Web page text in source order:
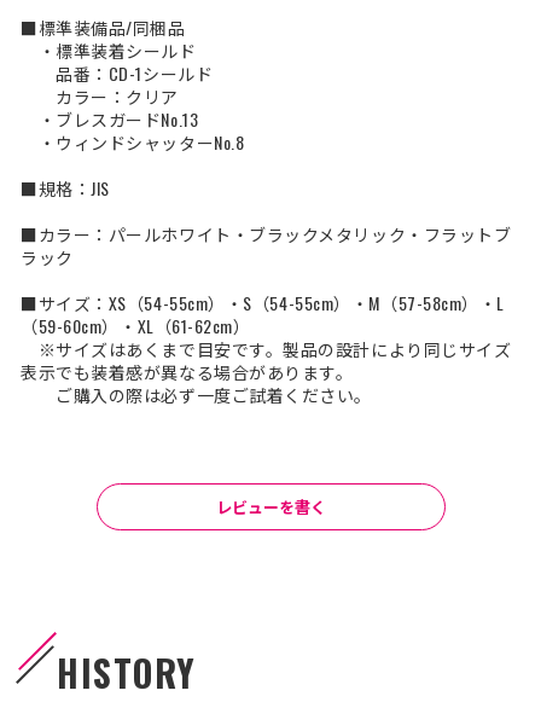
■標準装備品/同梱品
・標準装着シールド
品番：CD-1シールド
カラー：クリア
・ブレスガードNo.13
・ウィンドシャッターNo.8
■規格：JIS
■カラー：パールホワイト・ブラックメタリック・フラットブ
ラック
■サイズ：XS（54-55cm）・S（54-55cm）・M（57-58cm）・L
（59-60cm）・XL（61-62cm）
※サイズはあくまで目安です。製品の設計により同じサイズ
表示でも装着感が異なる場合があります。
ご購入の際は必ず一度ご試着ください。
レビューを書く
HISTORY